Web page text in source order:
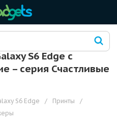
S6 Edge с
– cерия Счастливые
S6 Edge / Принты
/